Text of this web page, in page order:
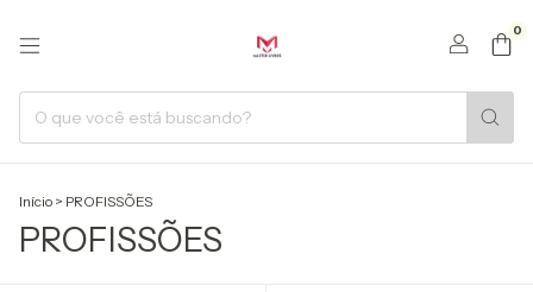
0
Início > PROFISSÕES
PROFISSÕES